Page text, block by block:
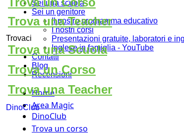
Sei una scuola
Sei un genitore
Il nostro programma educativo
I nostri corsi
Presentazioni gratuite, laboratori e
Inglese in famiglia - YouTube
Contatti
Blog
Recensioni
Home
Area Magic
DinoClub
Trova un corso
Trova una Teacher
Trovaci
Trova una Scuola
Trova un Corso
Trova una Teacher
DinoClub